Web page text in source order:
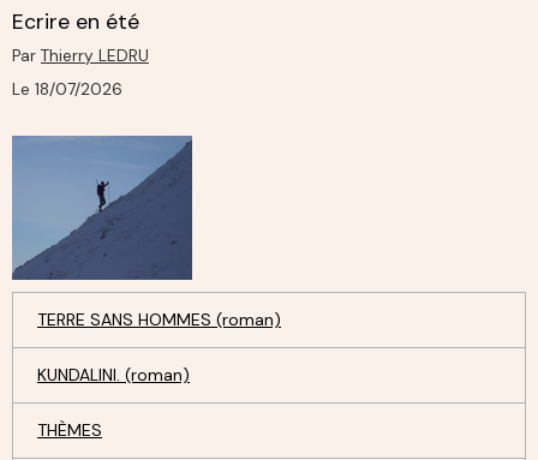
Ecrire en été
Par Thierry LEDRU
Le 18/07/2026
TERRE SANS HOMMES (roman)
KUNDALINI. (roman)
THÈMES